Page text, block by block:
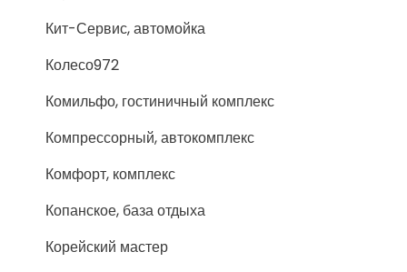
Кит-Сервис, автомойка
Колесо972
Комильфо, гостиничный комплекс
Компрессорный, автокомплекс
Комфорт, комплекс
Копанское, база отдыха
Корейский мастер